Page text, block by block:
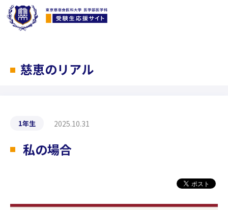
慈恵のリアル
私の場合
1年生 2025.10.31